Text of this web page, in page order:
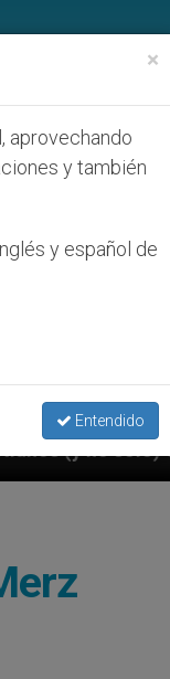
Santa
×
aprovechando
y también
y español de
Entendido